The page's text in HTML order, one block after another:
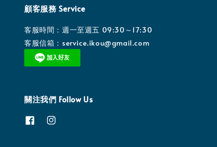
顧客服務 Service
客服時間：週一至週五 09:30～17:30
客服信箱：service.ikou@gmail.com
關注我們 Follow Us